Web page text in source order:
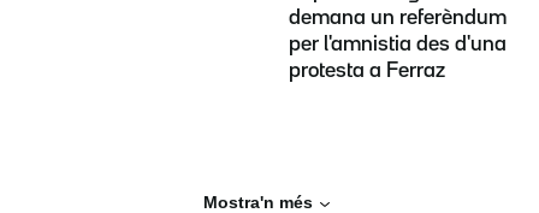
demana un referèndum
per l'amnistia des d'una
protesta a Ferraz
Mostra'n més